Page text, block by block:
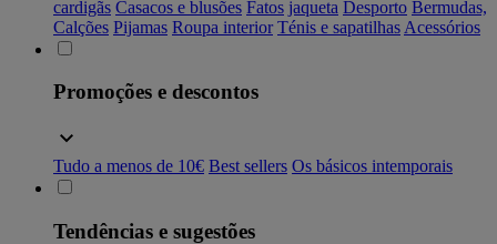
cardigãs Casacos e blusões Fatos jaqueta Desporto Bermudas,
Calções Pijamas Roupa interior Ténis e sapatilhas Acessórios
Promoções e descontos
Tudo a menos de 10€ Best sellers Os básicos intemporais
Tendências e sugestões